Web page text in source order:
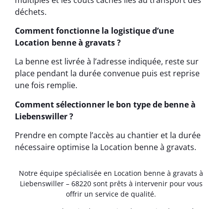
déchets.
Comment fonctionne la logistique d’une
Location benne à gravats ?
La benne est livrée à l’adresse indiquée, reste sur
place pendant la durée convenue puis est reprise
une fois remplie.
Comment sélectionner le bon type de benne à
Liebenswiller ?
Prendre en compte l’accès au chantier et la durée
nécessaire optimise la Location benne à gravats.
Notre équipe spécialisée en Location benne à gravats à
Liebenswiller – 68220 sont prêts à intervenir pour vous
offrir un service de qualité.